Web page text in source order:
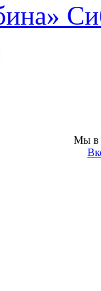
Мы в